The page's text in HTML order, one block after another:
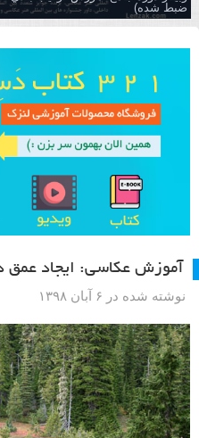
ضبط شده)
آموزش عکاسی: ایجاد عمق
نوشته شده در ۶ آبان ۱۳۹۸